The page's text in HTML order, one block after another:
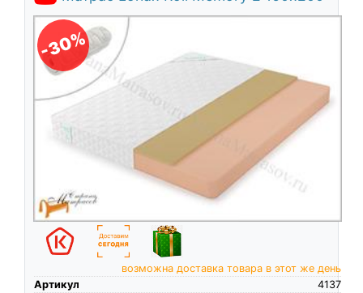
-30%
возможна доставка товара в этот же день
Артикул
4137